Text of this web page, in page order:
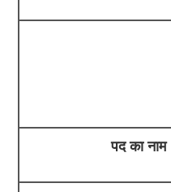
पद का नाम